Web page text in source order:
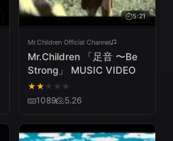
5:21
Mr.Children Official Channel
Mr.Children 「足音 〜Be
Strong」 MUSIC VIDEO
★★ ★ ★ ★
1089 5.26